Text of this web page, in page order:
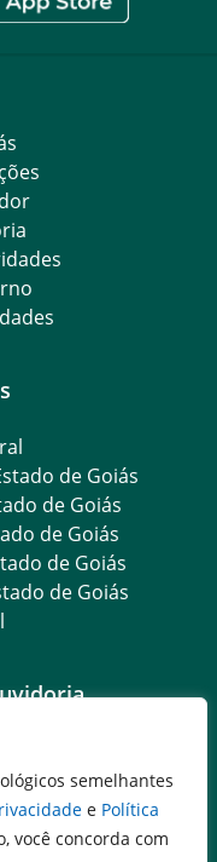
semelhantes
e Política
você concorda com
de Goiás
de Goiás
de Goiás
de Goiás
de Goiás
ao Cidadão